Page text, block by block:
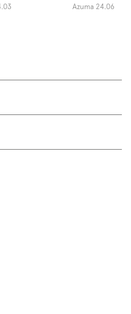
Azuma 24.06